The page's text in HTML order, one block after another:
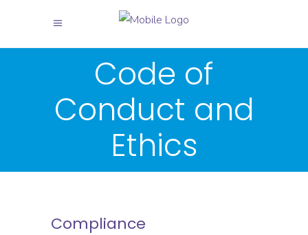
Code of
Conduct and
Ethics
Compliance